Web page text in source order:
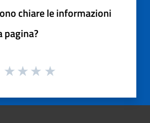
chiare le informazioni
pagina?